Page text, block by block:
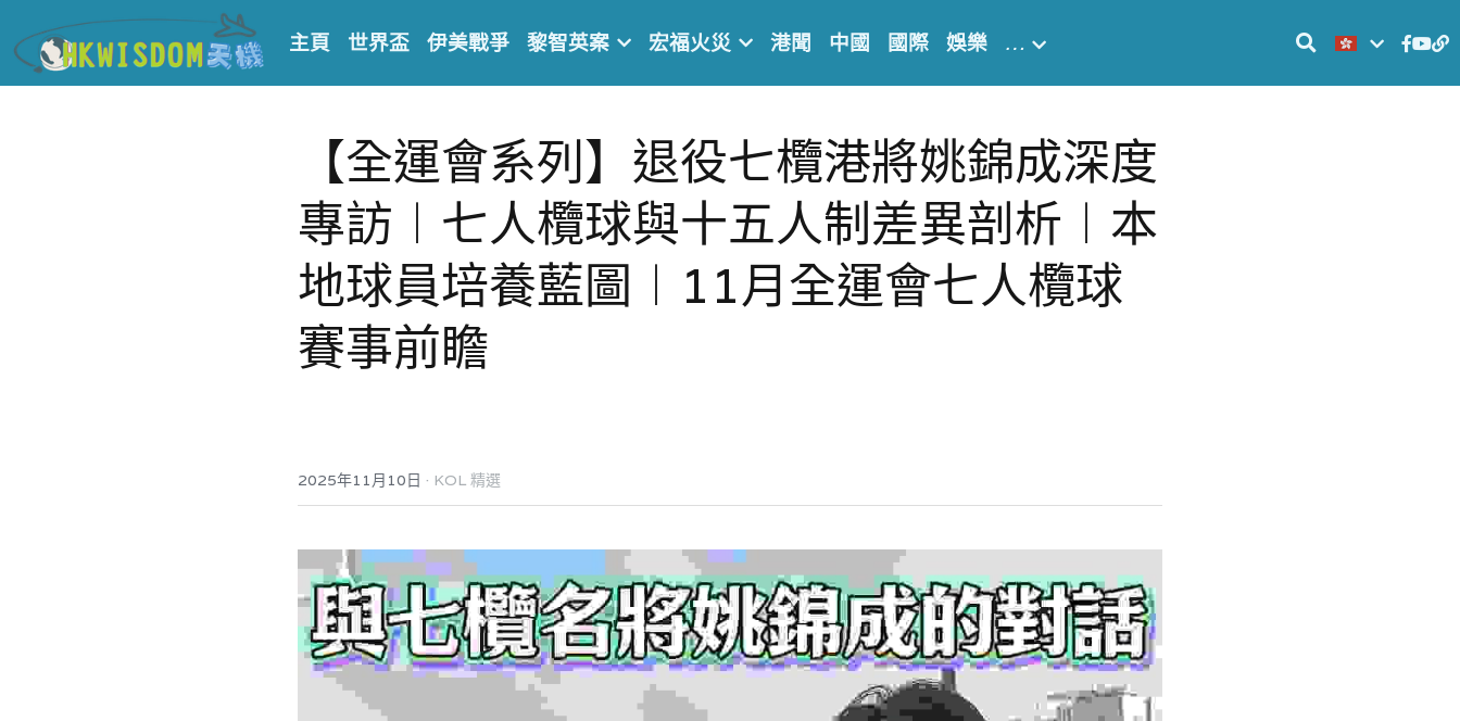
主頁 世界盃 伊美戰爭 黎智英案 宏福火災 港聞 中國 國際 娛樂 …
【全運會系列】退役七欖港將姚錦成深度
專訪︱七人欖球與十五人制差異剖析︱本
地球員培養藍圖︱11月全運會七人欖球
賽事前瞻
2025年11月10日 · KOL 精選